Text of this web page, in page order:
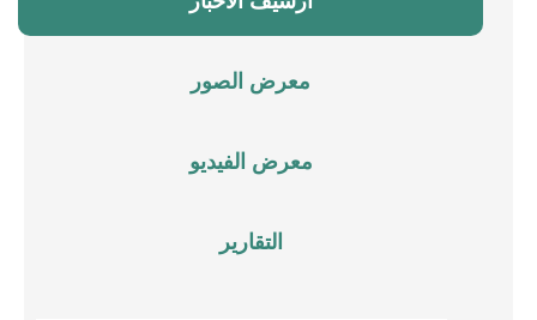
معرض الصور
معرض الفيديو
التقارير